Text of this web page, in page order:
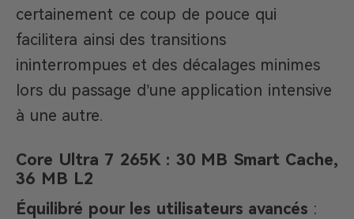
certainement ce coup de pouce qui
facilitera ainsi des transitions
ininterrompues et des décalages minimes
lors du passage d’une application intensive
à une autre.
Core Ultra 7 265K : 30 MB Smart Cache,
36 MB L2
Équilibré pour les utilisateurs avancés :